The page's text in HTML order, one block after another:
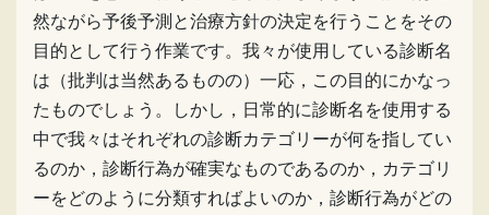
然ながら予後予測と治療方針の決定を行うことをその
目的として行う作業です。我々が使用している診断名
は（批判は当然あるものの）一応，この目的にかなっ
たものでしょう。しかし，日常的に診断名を使用する
中で我々はそれぞれの診断カテゴリーが何を指してい
るのか，診断行為が確実なものであるのか，カテゴリ
ーをどのように分類すればよいのか，診断行為がどの